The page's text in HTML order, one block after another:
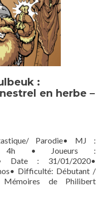
:
en herbe –
Parodie• MJ :
: 4h • Joueurs :
Date : 31/01/2020•
Difficulté: Débutant /
Mémoires de Philibert